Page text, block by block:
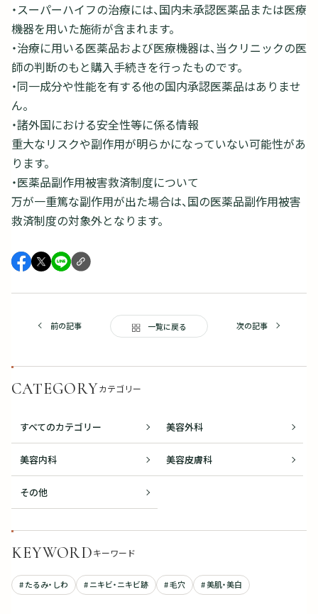
・スーパーハイフの治療には、国内未承認医薬品または医療
機器を用いた施術が含まれます。
・治療に用いる医薬品および医療機器は、当クリニックの医
師の判断のもと購入手続きを行ったものです。
・同一成分や性能を有する他の国内承認医薬品はありませ
ん。
・諸外国における安全性等に係る情報
重大なリスクや副作用が明らかになっていない可能性があ
ります。
・医薬品副作用被害救済制度について
万が一重篤な副作用が出た場合は、国の医薬品副作用被害
救済制度の対象外となります。
前の記事 一覧に戻る 次の記事
CATEGORYカテゴリー
すべてのカテゴリー 美容外科
美容内科 美容皮膚科
その他
KEYWORDキーワード
# たるみ・しわ # ニキビ・ニキビ跡 # 毛穴 # 美肌・美白